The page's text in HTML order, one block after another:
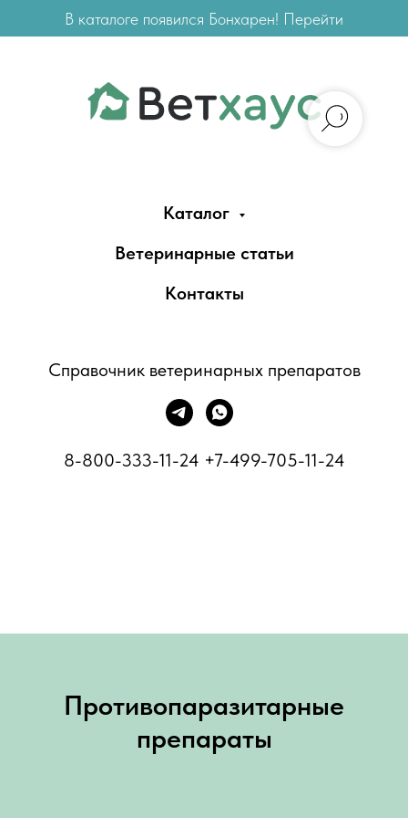
В каталоге появился Бонхарен! Перейти
Каталог
Ветеринарные статьи
Контакты
Справочник ветеринарных препаратов
8-800-333-11-24 +7-499-705-11-24
Противопаразитарные
препараты